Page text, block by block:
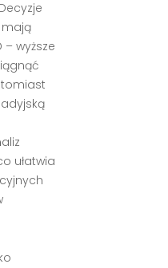
– wyższe
ułatwia